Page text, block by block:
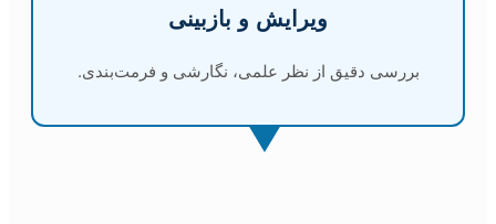
ویرایش و بازبینی
بررسی دقیق از نظر علمی، نگارشی و فرمت‌بندی.